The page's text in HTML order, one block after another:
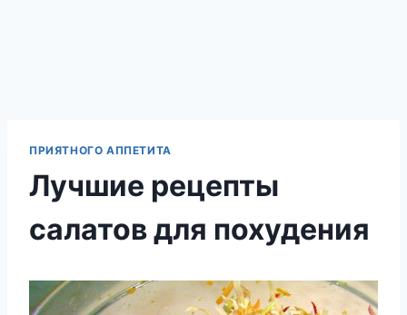
ПРИЯТНОГО АППЕТИТА
Лучшие рецепты
салатов для похудения